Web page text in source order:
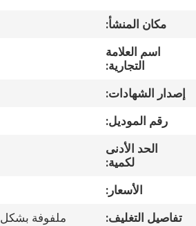
حول
جولة
المعمل
الجودة
مكان المنشأ:
اسم العلامة
التجارية:
إصدار الشهادات:
رقم الموديل:
الحد الأدنى
لكمية:
الأسعار:
تفاصيل التغليف:
ملفوفة